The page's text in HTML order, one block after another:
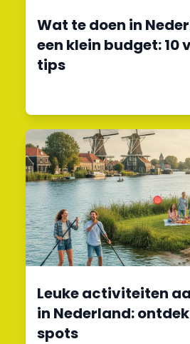
Wat te doen in
een klein budget: 10
tips
Leuke activiteiten
in Nederland:
spots